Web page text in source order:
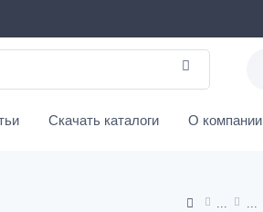
Скачать каталоги О компании